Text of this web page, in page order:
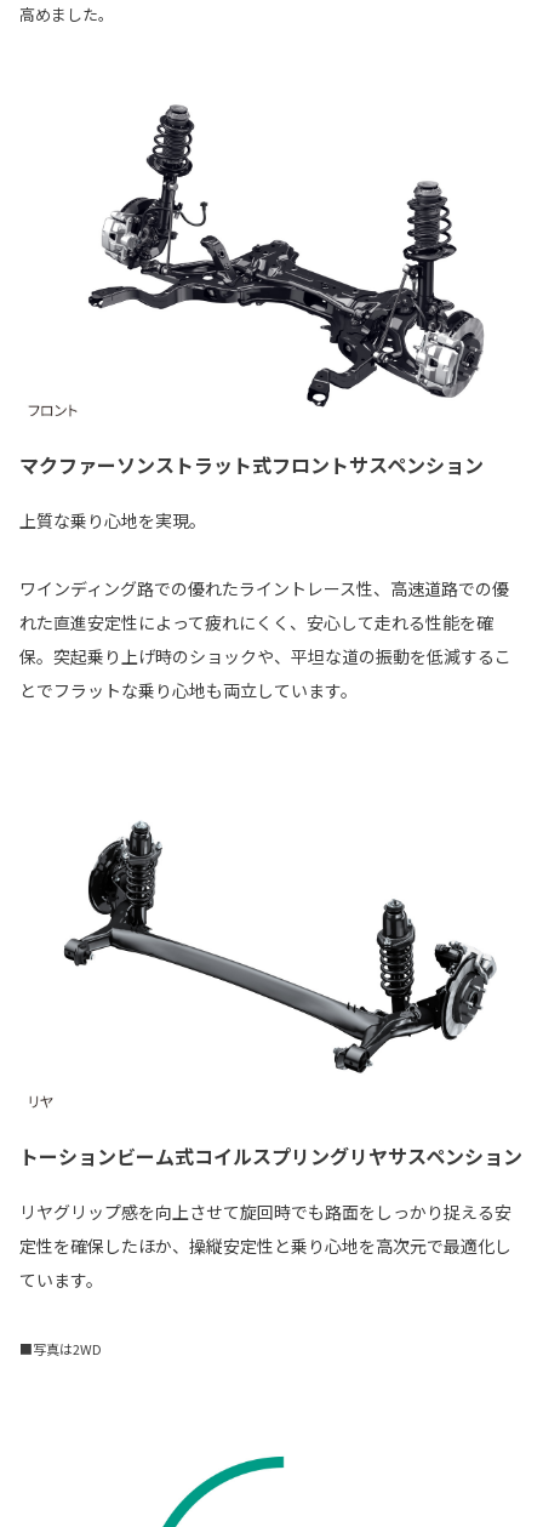
高めました。
マクファーソンストラット式フロントサスペンション
上質な乗り心地を実現。
ワインディング路での優れたライントレース性、高速道路での優
れた直進安定性によって疲れにくく、安心して走れる性能を確
保。突起乗り上げ時のショックや、平坦な道の振動を低減するこ
とでフラットな乗り心地も両立しています。
トーションビーム式コイルスプリングリヤサスペンション
リヤグリップ感を向上させて旋回時でも路面をしっかり捉える安
定性を確保したほか、操縦安定性と乗り心地を高次元で最適化し
ています。
■写真は2WD